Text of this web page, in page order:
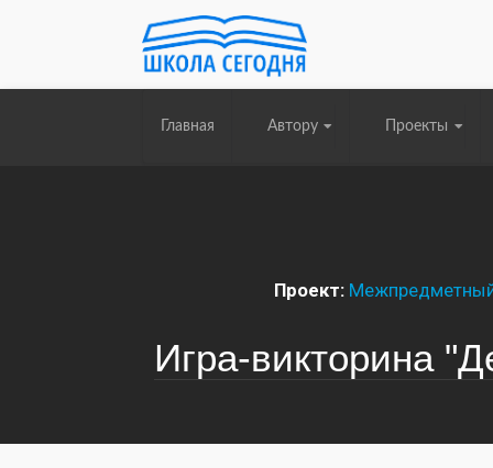
Главная Автору Проекты
Проект:
Игра-викторина